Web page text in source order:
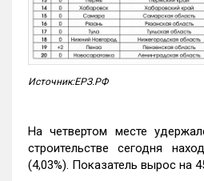
Источник:ЕРЗ.РФ
На четвертом месте
строительстве сегодня
(4,03%). Показатель вырос на